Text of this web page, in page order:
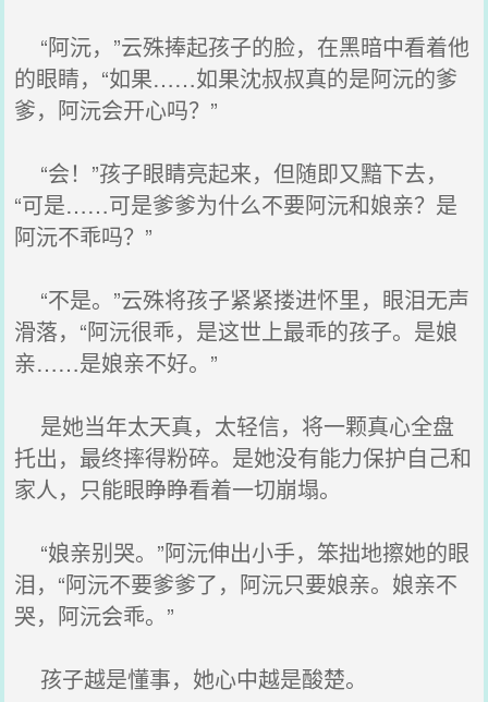
“阿沅，”云殊捧起孩子的脸，在黑暗中看着他
的眼睛，“如果……如果沈叔叔真的是阿沅的爹
爹，阿沅会开心吗？”
“会！”孩子眼睛亮起来，但随即又黯下去，
“可是……可是爹爹为什么不要阿沅和娘亲？是
阿沅不乖吗？”
“不是。”云殊将孩子紧紧搂进怀里，眼泪无声
滑落，“阿沅很乖，是这世上最乖的孩子。是娘
亲……是娘亲不好。”
是她当年太天真，太轻信，将一颗真心全盘
托出，最终摔得粉碎。是她没有能力保护自己和
家人，只能眼睁睁看着一切崩塌。
“娘亲别哭。”阿沅伸出小手，笨拙地擦她的眼
泪，“阿沅不要爹爹了，阿沅只要娘亲。娘亲不
哭，阿沅会乖。”
孩子越是懂事，她心中越是酸楚。